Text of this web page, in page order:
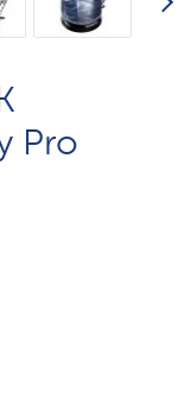
Pro